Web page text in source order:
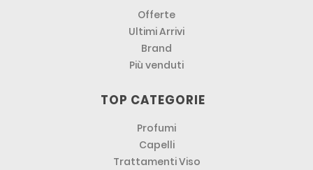
Offerte
Ultimi Arrivi
Brand
Più venduti
TOP CATEGORIE
Profumi
Capelli
Trattamenti Viso